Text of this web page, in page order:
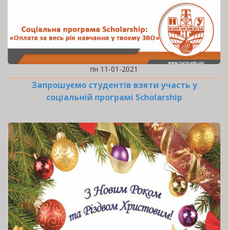
пн 11-01-2021
Запрошуємо студентів взяти участь у
соціальній програмі Scholarship